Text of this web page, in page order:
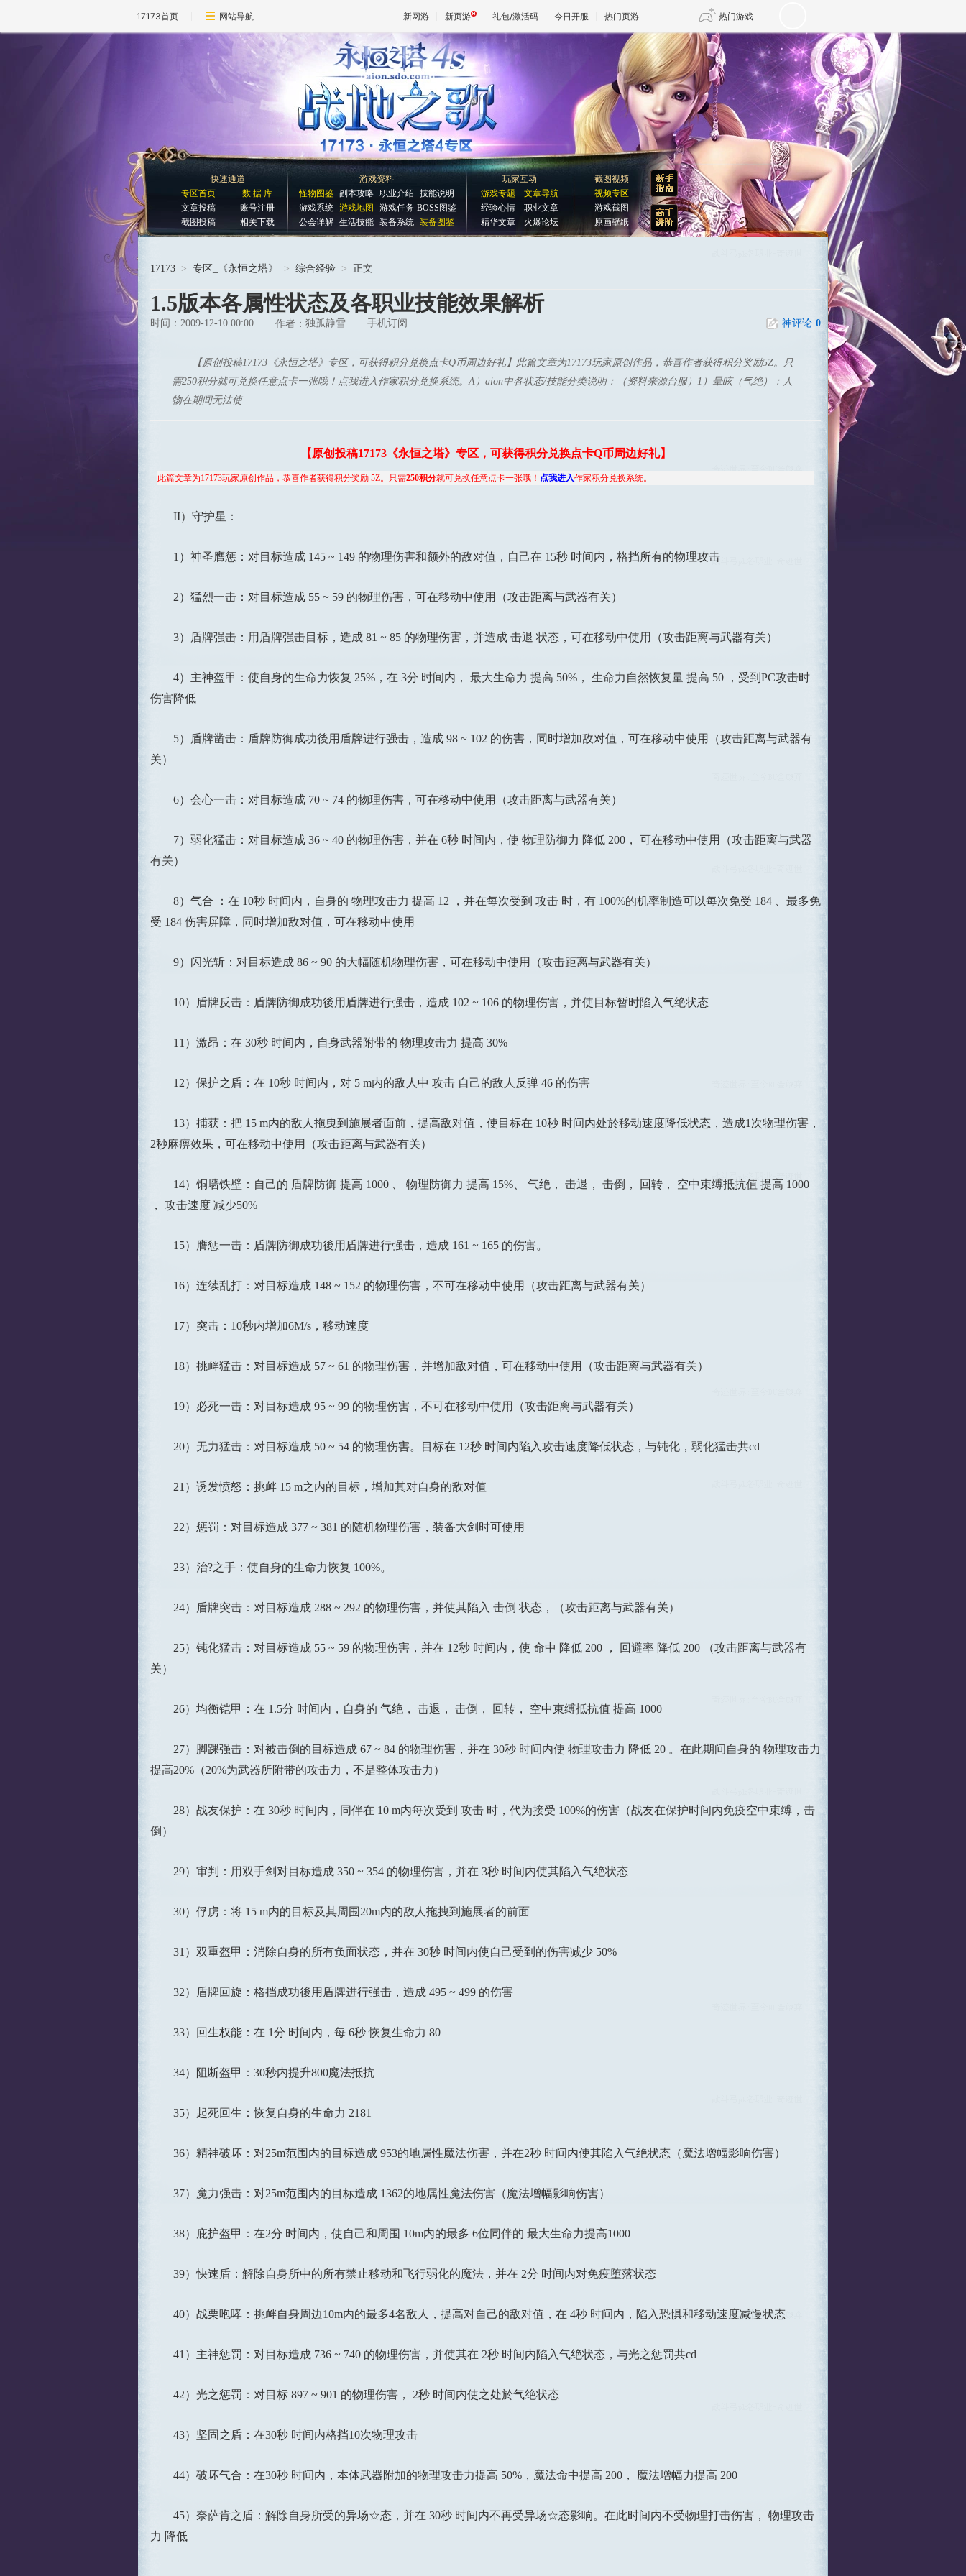
17173首页 网站导航 新网游 新页游 礼包/激活码 今日开服 热门页游 热门游戏
魔兽 DNF
天堂 剑网3旗舰版 新天龙八部
王权与自由 诛仙世界 新仙侠5
快速通道
专区首页
数 据 库
文章投稿
账号注册
截图投稿
相关下载
游戏资料
怪物图鉴
副本攻略 职业介绍
技能说明
游戏系统
游戏地图 游戏任务 BOSS图鉴
公会详解
生活技能 装备系统 装备图鉴
玩家互动
游戏专题
文章导航
经验心情
职业文章
精华文章
火爆论坛
截图视频
视频专区
游戏截图
原画壁纸
17173 > 专区_《永恒之塔》 > 综合经验 > 正文
1.5版本各属性状态及各职业技能效果解析
时间：2009-12-10 00:00 作者： 独孤静雪 手机订阅 神评论 0
【原创投稿17173《永恒之塔》专区，可获得积分兑换点卡Q币周边好礼】此篇文章为17173玩家原创作品，恭喜作者获得积分奖励5Z。只
需250积分就可兑换任意点卡一张哦！点我进入作家积分兑换系统。A）aion中各状态/技能分类说明：（资料来源台服）1）晕眩（气绝）：人
物在期间无法使
【原创投稿17173《永恒之塔》专区，可获得积分兑换点卡Q币周边好礼】
此篇文章为17173玩家原创作品，恭喜作者获得积分奖励 5Z。只需250积分就可兑换任意点卡一张哦！ 点我进入作家积分兑换系统。
II）守护星：
1）神圣膺惩：对目标造成 145 ~ 149 的物理伤害和额外的敌对值，自己在 15秒 时间内，格挡所有的物理攻击
2）猛烈一击：对目标造成 55 ~ 59 的物理伤害，可在移动中使用（攻击距离与武器有关）
3）盾牌强击：用盾牌强击目标，造成 81 ~ 85 的物理伤害，并造成 击退 状态，可在移动中使用（攻击距离与武器有关）
4）主神盔甲：使自身的生命力恢复 25%，在 3分 时间内， 最大生命力 提高 50%， 生命力自然恢复量 提高 50 ，受到PC攻击时
伤害降低
5）盾牌凿击：盾牌防御成功後用盾牌进行强击，造成 98 ~ 102 的伤害，同时增加敌对值，可在移动中使用（攻击距离与武器有
关）
6）会心一击：对目标造成 70 ~ 74 的物理伤害，可在移动中使用（攻击距离与武器有关）
7）弱化猛击：对目标造成 36 ~ 40 的物理伤害，并在 6秒 时间内，使 物理防御力 降低 200， 可在移动中使用（攻击距离与武器
有关）
8）气合 ：在 10秒 时间内，自身的 物理攻击力 提高 12 ，并在每次受到 攻击 时，有 100%的机率制造可以每次免受 184 、最多免
受 184 伤害屏障，同时增加敌对值，可在移动中使用
9）闪光斩：对目标造成 86 ~ 90 的大幅随机物理伤害，可在移动中使用（攻击距离与武器有关）
10）盾牌反击：盾牌防御成功後用盾牌进行强击，造成 102 ~ 106 的物理伤害，并使目标暂时陷入气绝状态
11）激昂：在 30秒 时间内，自身武器附带的 物理攻击力 提高 30%
12）保护之盾：在 10秒 时间内，对 5 m内的敌人中 攻击 自己的敌人反弹 46 的伤害
13）捕获：把 15 m内的敌人拖曳到施展者面前，提高敌对值，使目标在 10秒 时间内处於移动速度降低状态，造成1次物理伤害，
2秒麻痹效果，可在移动中使用（攻击距离与武器有关）
14）铜墙铁壁：自己的 盾牌防御 提高 1000 、 物理防御力 提高 15%、 气绝， 击退， 击倒， 回转， 空中束缚抵抗值 提高 1000
， 攻击速度 减少50%
15）膺惩一击：盾牌防御成功後用盾牌进行强击，造成 161 ~ 165 的伤害。
16）连续乱打：对目标造成 148 ~ 152 的物理伤害，不可在移动中使用（攻击距离与武器有关）
17）突击：10秒内增加6M/s，移动速度
18）挑衅猛击：对目标造成 57 ~ 61 的物理伤害，并增加敌对值，可在移动中使用（攻击距离与武器有关）
19）必死一击：对目标造成 95 ~ 99 的物理伤害，不可在移动中使用（攻击距离与武器有关）
20）无力猛击：对目标造成 50 ~ 54 的物理伤害。目标在 12秒 时间内陷入攻击速度降低状态，与钝化，弱化猛击共cd
21）诱发愤怒：挑衅 15 m之内的目标，增加其对自身的敌对值
22）惩罚：对目标造成 377 ~ 381 的随机物理伤害，装备大剑时可使用
23）治?之手：使自身的生命力恢复 100%。
24）盾牌突击：对目标造成 288 ~ 292 的物理伤害，并使其陷入 击倒 状态，（攻击距离与武器有关）
25）钝化猛击：对目标造成 55 ~ 59 的物理伤害，并在 12秒 时间内，使 命中 降低 200 ， 回避率 降低 200 （攻击距离与武器有
关）
26）均衡铠甲：在 1.5分 时间内，自身的 气绝， 击退， 击倒， 回转， 空中束缚抵抗值 提高 1000
27）脚踝强击：对被击倒的目标造成 67 ~ 84 的物理伤害，并在 30秒 时间内使 物理攻击力 降低 20 。在此期间自身的 物理攻击力
提高20%（20%为武器所附带的攻击力，不是整体攻击力）
28）战友保护：在 30秒 时间内，同伴在 10 m内每次受到 攻击 时，代为接受 100%的伤害（战友在保护时间内免疫空中束缚，击
倒）
29）审判：用双手剑对目标造成 350 ~ 354 的物理伤害，并在 3秒 时间内使其陷入气绝状态
30）俘虏：将 15 m内的目标及其周围20m内的敌人拖拽到施展者的前面
31）双重盔甲：消除自身的所有负面状态，并在 30秒 时间内使自己受到的伤害减少 50%
32）盾牌回旋：格挡成功後用盾牌进行强击，造成 495 ~ 499 的伤害
33）回生权能：在 1分 时间内，每 6秒 恢复生命力 80
34）阻断盔甲：30秒内提升800魔法抵抗
35）起死回生：恢复自身的生命力 2181
36）精神破坏：对25m范围内的目标造成 953的地属性魔法伤害，并在2秒 时间内使其陷入气绝状态（魔法增幅影响伤害）
37）魔力强击：对25m范围内的目标造成 1362的地属性魔法伤害（魔法增幅影响伤害）
38）庇护盔甲：在2分 时间内，使自己和周围 10m内的最多 6位同伴的 最大生命力提高1000
39）快速盾：解除自身所中的所有禁止移动和飞行弱化的魔法，并在 2分 时间内对免疫堕落状态
40）战栗咆哮：挑衅自身周边10m内的最多4名敌人，提高对自己的敌对值，在 4秒 时间内，陷入恐惧和移动速度减慢状态
41）主神惩罚：对目标造成 736 ~ 740 的物理伤害，并使其在 2秒 时间内陷入气绝状态，与光之惩罚共cd
42）光之惩罚：对目标 897 ~ 901 的物理伤害， 2秒 时间内使之处於气绝状态
43）坚固之盾：在30秒 时间内格挡10次物理攻击
44）破坏气合：在30秒 时间内，本体武器附加的物理攻击力提高 50%，魔法命中提高 200， 魔法增幅力提高 200
45）奈萨肯之盾：解除自身所受的异场☆态，并在 30秒 时间内不再受异场☆态影响。在此时间内不受物理打击伤害， 物理攻击
力 降低